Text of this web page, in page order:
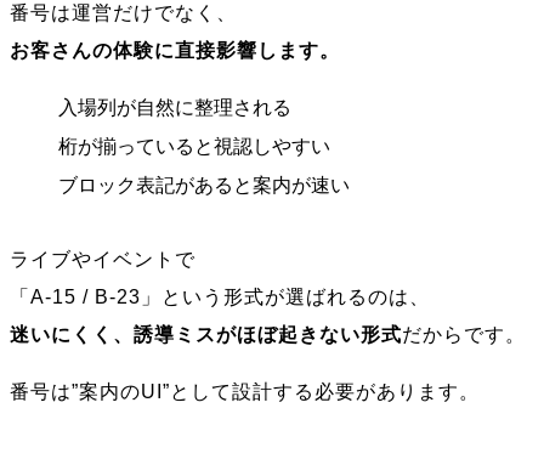
番号は運営だけでなく、
お客さんの体験に直接影響します。
入場列が自然に整理される
桁が揃っていると視認しやすい
ブロック表記があると案内が速い
ライブやイベントで
「A-15 / B-23」という形式が選ばれるのは、
迷いにくく、誘導ミスがほぼ起きない形式だからです。
番号は”案内のUI”として設計する必要があります。